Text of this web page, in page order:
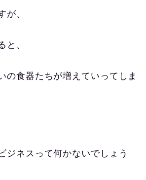
が、
と、
の食器たちが増えていってしま
ジネスって何かないでしょう